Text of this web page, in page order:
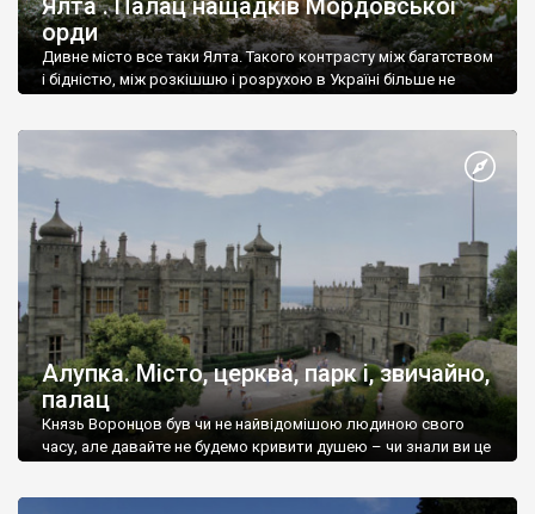
орди
Дивне місто все таки Ялта. Такого контрасту між багатством
і бідністю, між розкішшю і розрухою в Україні більше не
Алупка. Місто, церква, парк і, звичайно,
палац
Князь Воронцов був чи не найвідомішою людиною свого
часу, але давайте не будемо кривити душею – чи знали ви це